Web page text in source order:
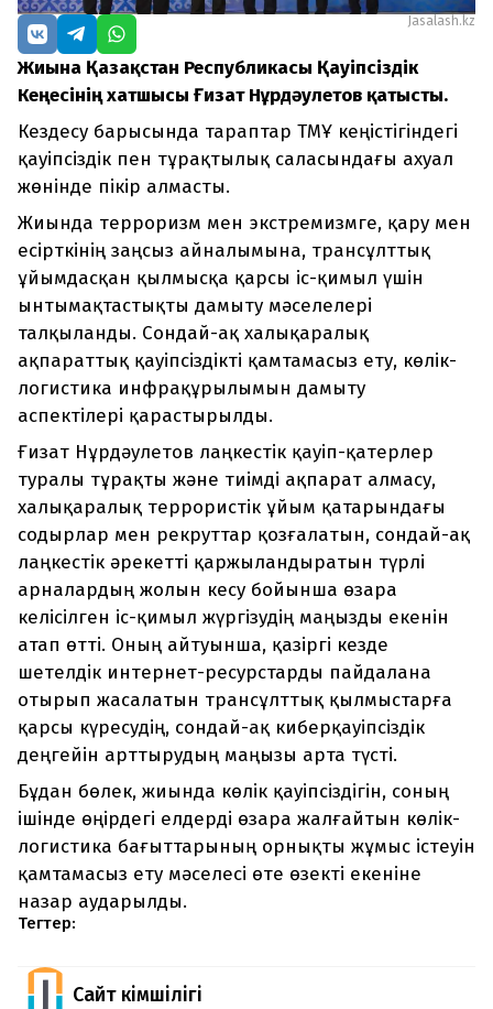
Jasalash.kz
Жиынға Қазақстан Республикасы Қауіпсіздік
Кеңесінің хатшысы Ғизат Нұрдәулетов қатысты.
Кездесу барысында тараптар ТМҰ кеңістігіндегі
қауіпсіздік пен тұрақтылық саласындағы ахуал
жөнінде пікір алмасты.
Жиында терроризм мен экстремизмге, қару мен
есірткінің заңсыз айналымына, трансұлттық
ұйымдасқан қылмысқа қарсы іс-қимыл үшін
ынтымақтастықты дамыту мәселелері
талқыланды. Сондай-ақ халықаралық
ақпараттық қауіпсіздікті қамтамасыз ету, көлік-
логистика инфрақұрылымын дамыту
аспектілері қарастырылды.
Ғизат Нұрдәулетов лаңкестік қауіп-қатерлер
туралы тұрақты және тиімді ақпарат алмасу,
халықаралық террористік ұйым қатарындағы
содырлар мен рекруттар қозғалатын, сондай-ақ
лаңкестік әрекетті қаржыландыратын түрлі
арналардың жолын кесу бойынша өзара
келісілген іс-қимыл жүргізудің маңызды екенін
атап өтті. Оның айтуынша, қазіргі кезде
шетелдік интернет-ресурстарды пайдалана
отырып жасалатын трансұлттық қылмыстарға
қарсы күресудің, сондай-ақ киберқауіпсіздік
деңгейін арттырудың маңызы арта түсті.
Бұдан бөлек, жиында көлік қауіпсіздігін, соның
ішінде өңірдегі елдерді өзара жалғайтын көлік-
логистика бағыттарының орнықты жұмыс істеуін
қамтамасыз ету мәселесі өте өзекті екеніне
назар аударылды.
Тегтер:
Сайт Әкімшілігі